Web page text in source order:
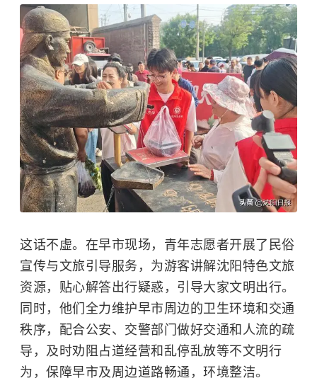
这话不虚。在早市现场，青年志愿者开展了民俗
宣传与文旅引导服务，为游客讲解沈阳特色文旅
资源，贴心解答出行疑惑，引导大家文明出行。
同时，他们全力维护早市周边的卫生环境和交通
秩序，配合公安、交警部门做好交通和人流的疏
导，及时劝阻占道经营和乱停乱放等不文明行
为，保障早市及周边道路畅通，环境整洁。